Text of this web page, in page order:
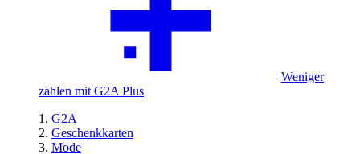
Weniger
zahlen mit G2A Plus
G2A
Geschenkkarten
Mode